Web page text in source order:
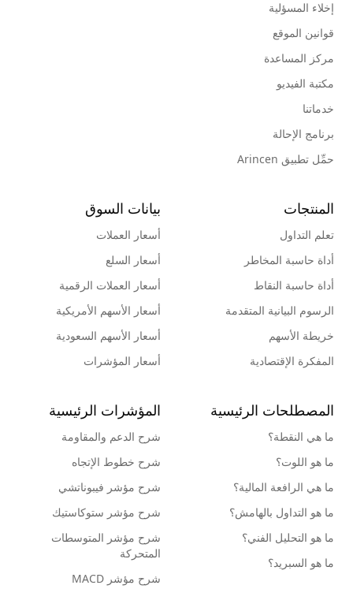
إخلاء المسؤلية
قوانين الموقع
مركز المساعدة
مكتبة الفيديو
خدماتنا
برنامج الإحالة
حمِّل تطبيق Arincen
المنتجات
تعلم التداول
أداة حاسبة المخاطر
أداة حاسبة النقاط
الرسوم البيانية المتقدمة
خريطة الأسهم
المفكرة الإقتصادية
بيانات السوق
أسعار العملات
أسعار السلع
أسعار العملات الرقمية
أسعار الأسهم الأمريكية
أسعار الأسهم السعودية
أسعار المؤشرات
المصطلحات الرئيسية
ما هي النقطة؟
ما هو اللوت؟
ما هي الرافعة المالية؟
ما هو التداول بالهامش؟
ما هو التحليل الفني؟
ما هو السبريد؟
المؤشرات الرئيسية
شرح الدعم والمقاومة
شرح خطوط الإتجاه
شرح مؤشر فيبوناتشي
شرح مؤشر ستوكاستيك
شرح مؤشر المتوسطات
المتحركة
شرح مؤشر MACD